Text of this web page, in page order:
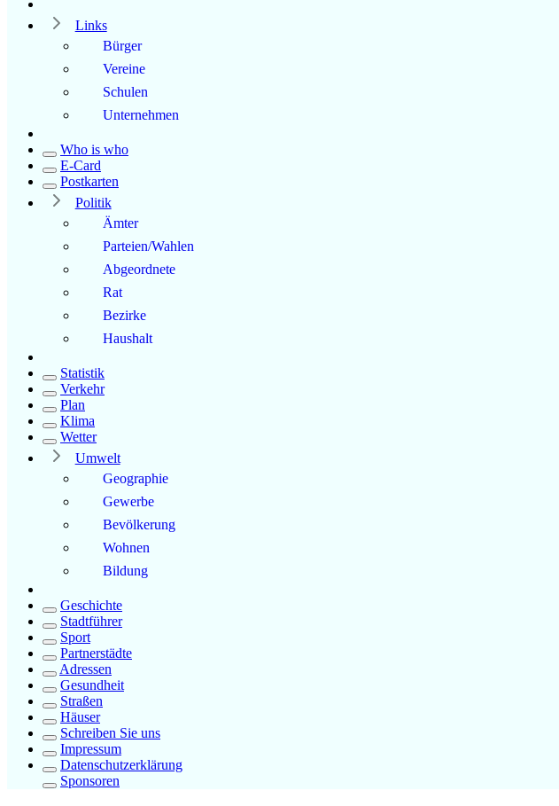
Links
Bürger
Vereine
Schulen
Unternehmen
Who is who
E-Card
Postkarten
Politik
Ämter
Parteien/Wahlen
Abgeordnete
Rat
Bezirke
Haushalt
Statistik
Verkehr
Plan
Klima
Wetter
Umwelt
Geographie
Gewerbe
Bevölkerung
Wohnen
Bildung
Geschichte
Stadtführer
Sport
Partnerstädte
Adressen
Gesundheit
Straßen
Häuser
Schreiben Sie uns
Impressum
Datenschutzerklärung
Sponsoren